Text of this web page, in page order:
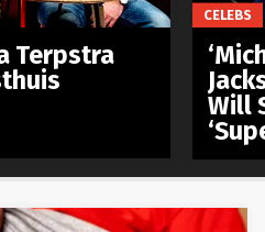
Terpstra
CELEBS
Will